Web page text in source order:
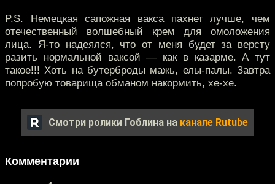
P.S. Немецкая сапожная вакса пахнет лучше, чем
отечественный волшебный крем для омоложения
лица. Я-то надеялся, что от меня будет за версту
разить нормальной ваксой — как в казарме. А тут
такое!!! Хоть на бутерброды мажь, елы-палы. Завтра
попробую товарища обманом накормить, хе-хе.
Смотри ролики Гоблина на канале Rutube
Комментарии